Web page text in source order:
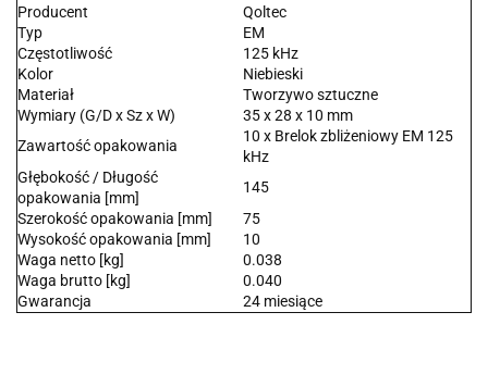
Producent
Qoltec
Typ
EM
Częstotliwość
125 kHz
Kolor
Niebieski
Materiał
Tworzywo sztuczne
Wymiary (G/D x Sz x W)
35 x 28 x 10 mm
Zawartość opakowania
10 x Brelok zbliżeniowy EM 125
kHz
Głębokość / Długość
opakowania [mm]
145
Szerokość opakowania [mm]
75
Wysokość opakowania [mm]
10
Waga netto [kg]
0.038
Waga brutto [kg]
0.040
Gwarancja
24 miesiące